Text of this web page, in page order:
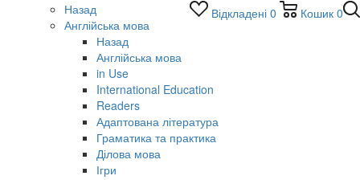
Відкладені 0 Кошик 0
Назад
Англійська мова
Назад
Англійська мова
in Use
International Education
Readers
Адаптована література
Граматика та практика
Ділова мова
Ігри